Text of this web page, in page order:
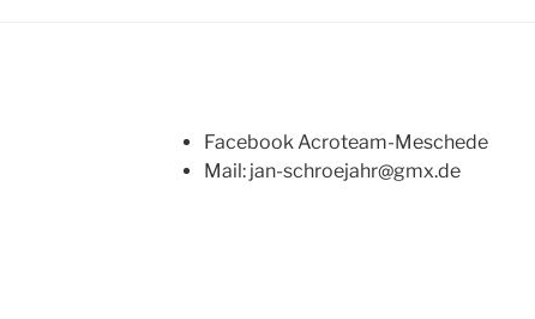
Facebook Acroteam-Meschede
Mail: jan-schroejahr@gmx.de